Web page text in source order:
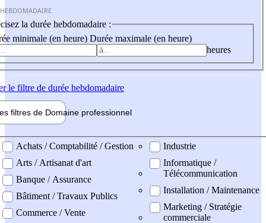
la durée hebdomadaire :
minimale (en heure) Durée maximale (en heure)
heures
le filtre de durée hebdomadaire
filtres de Domaine professionnel
professionel
Achats / Comptabilité / Gestion
Arts / Artisanat d'art
Banque / Assurance
Bâtiment / Travaux Publics
Commerce / Vente
Industrie
Informatique /
Télécommunication
Installation / Maintenance
Marketing / Stratégie
commerciale